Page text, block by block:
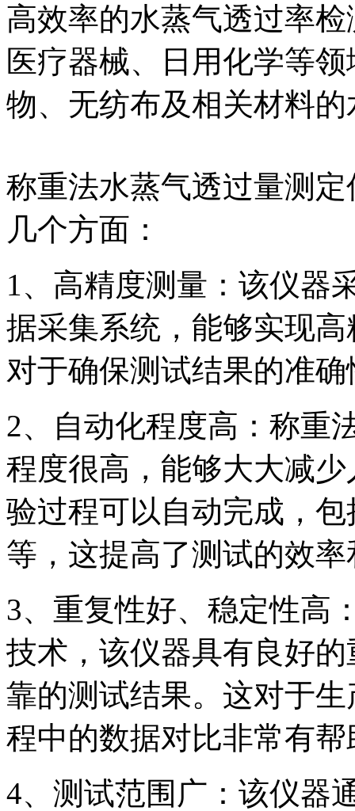
高效率的水蒸气透过率
医疗器械、日用化学等
物、无纺布及相关材料
称重法水蒸气透过量测
几个方面：
1、高精度测量：该仪器
据采集系统，能够实现
对于确保测试结果的准
2、自动化程度高：称重
程度很高，能够大大减
验过程可以自动完成，
等，这提高了测试的效
3、重复性好、稳定性高
技术，该仪器具有良好
靠的测试结果。这对于
程中的数据对比非常有帮
4、测试范围广：该仪器